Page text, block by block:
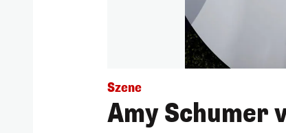
Szene
Amy Schumer